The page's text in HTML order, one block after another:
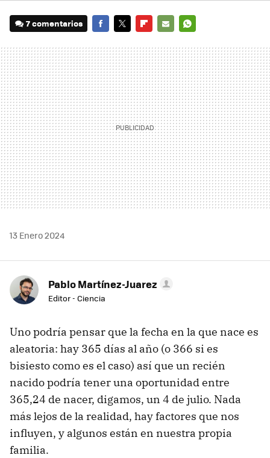
7 comentarios
MAIL
13 Enero 2024
Pablo Martínez-Juarez
Editor - Ciencia
Uno podría pensar que la fecha en la que nace es
aleatoria: hay 365 días al año (o 366 si es
bisiesto como es el caso) así que un recién
nacido podría tener una oportunidad entre
365,24 de nacer, digamos, un 4 de julio. Nada
más lejos de la realidad, hay factores que nos
influyen, y algunos están en nuestra propia
familia.